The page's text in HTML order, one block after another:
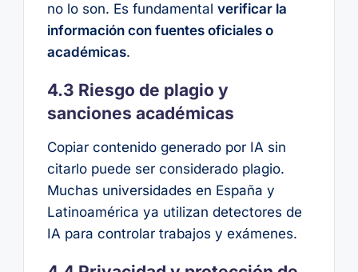
no lo son. Es fundamental verificar la
información con fuentes oficiales o
académicas.
4.3 Riesgo de plagio y
sanciones académicas
Copiar contenido generado por IA sin
citarlo puede ser considerado plagio.
Muchas universidades en España y
Latinoamérica ya utilizan detectores de
IA para controlar trabajos y exámenes.